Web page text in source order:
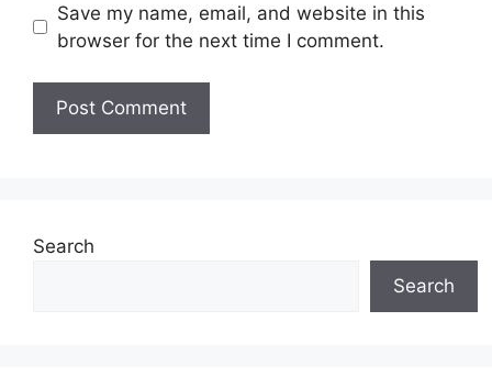
Save my name, email, and website in this
browser for the next time I comment.
Search
Search